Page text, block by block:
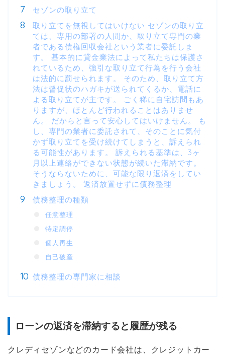
セゾンの取り立て
取り立てを無視してはいけない セゾンの取り立
ては、専用の部署の人間か、取り立て専門の業
者である債権回収会社という業者に委託しま
す。 基本的に貸金業法によって私たちは保護さ
れているため、強引な取り立て行為を行う会社
は法的に罰せられます。 そのため、取り立て方
法は督促状のハガキが送られてくるか、電話に
よる取り立てが主です。 ごく稀に自宅訪問もあ
りますが、ほとんど行われることはありませ
ん。 だからと言って安心してはいけません。 も
し、専門の業者に委託されて、そのことに気付
かず取り立てを受け続けてしまうと、訴えられ
る可能性があります。 訴えられる基準は、3ヶ
月以上連絡ができない状態が続いた滞納です。
そうならないために、可能な限り返済をしてい
きましょう。 返済放置せずに債務整理
債務整理の種類
任意整理
特定調停
個人再生
自己破産
債務整理の専門家に相談
ローンの返済を滞納すると履歴が残る
クレディセゾンなどのカード会社は、クレジットカー